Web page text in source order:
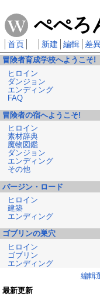
ぺぺろ
首頁 新建 編輯 差
冒険者育成学校へようこそ!
ヒロイン
ダンジョン
エンディング
FAQ
冒険者の宿へようこそ!
ヒロイン
素材辞典
魔物図鑑
ダンジョン
エンディング
その他
バージン・ロード
ヒロイン
建築
エンディング
ゴブリンの巣穴
ヒロイン
ゴブリン
エンディング
編輯
最新更新